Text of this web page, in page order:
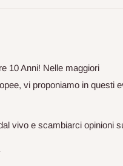
10 Anni! Nelle maggiori
vi proponiamo in questi
vivo e scambiarci opinioni